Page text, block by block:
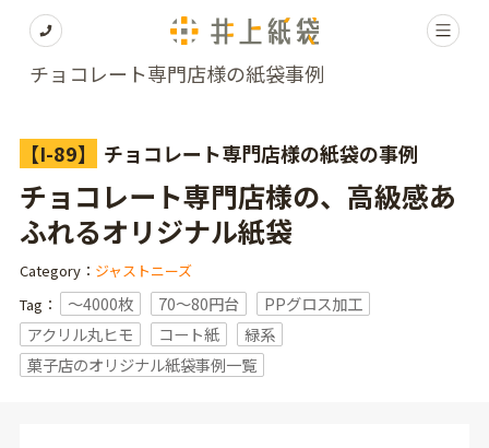
チョコレート専門店様の紙袋事例
【I-89】 チョコレート専門店様の紙袋の事例
チョコレート専門店様の、高級感あ
ふれるオリジナル紙袋
Category： ジャストニーズ
Tag：
〜4000枚 70～80円台
PPグロス加工
アクリル丸ヒモ
コート紙
緑系
菓子店のオリジナル紙袋事例一覧